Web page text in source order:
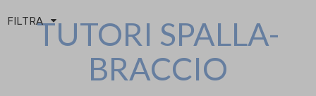
FILTRATUTORI SPALLA-
BRACCIO